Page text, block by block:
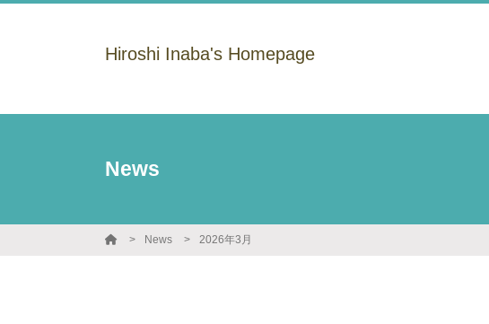
Hiroshi Inaba's Homepage
News
News 2026年3月